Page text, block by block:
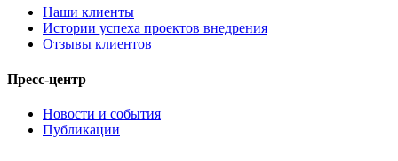
Наши клиенты
Истории успеха проектов внедрения
Отзывы клиентов
Пресс-центр
Новости и события
Публикации